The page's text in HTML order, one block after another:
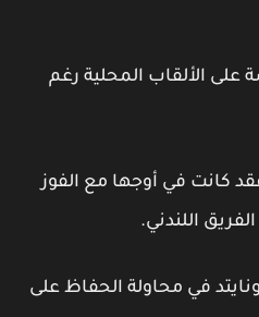
الألقاب المحلية رغم
في أوجها مع الفوز
اللندني.
في محاولة الحفاظ على